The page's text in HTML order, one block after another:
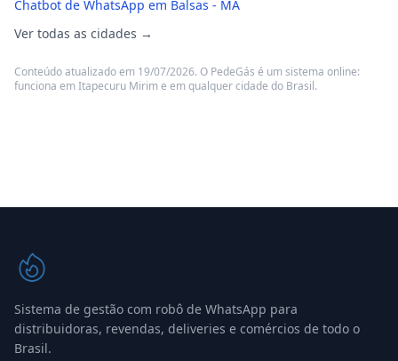
Chatbot de WhatsApp em Balsas - MA
Ver todas as cidades →
Conteúdo atualizado em 19/07/2026. O PedeGás é um sistema online:
funciona em Itapecuru Mirim e em qualquer cidade do Brasil.
Sistema de gestão com robô de WhatsApp para
distribuidoras, revendas, deliveries e comércios de todo o
Brasil.